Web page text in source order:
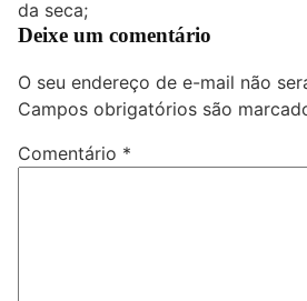
da seca;
Deixe um comentário
O seu endereço de e-mail não
Campos obrigatórios são
Comentário *